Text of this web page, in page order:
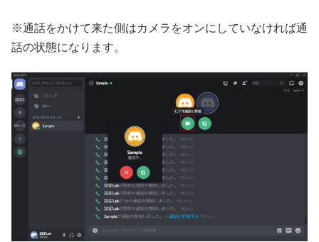
※通話をかけて来た側はカメラをオンにしていなければ通
話の状態になります。